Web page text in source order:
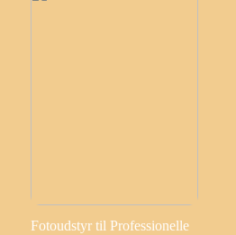
Fotoudstyr til Professionelle